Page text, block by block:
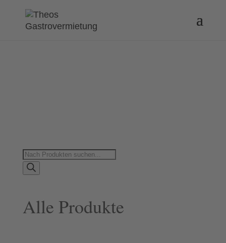
Products
search
Alle Produkte